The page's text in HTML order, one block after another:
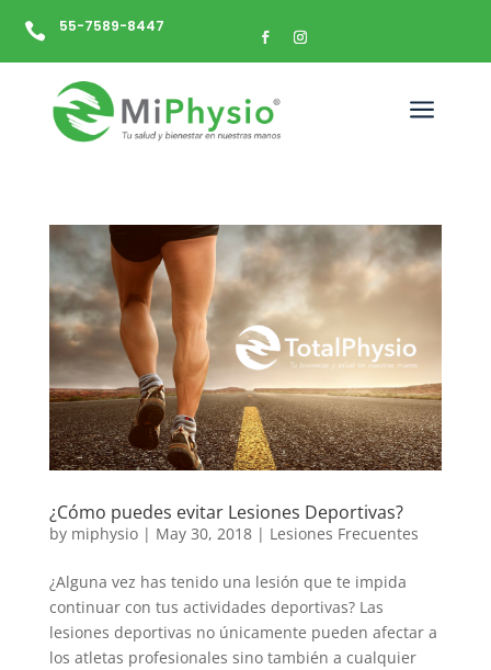
 55-7589-8447
a
¿Cómo puedes evitar Lesiones Deportivas?
by miphysio| May 30, 2018| Lesiones Frecuentes
¿Alguna vez has tenido una lesión que te impida
continuar con tus actividades deportivas? Las
lesiones deportivas no únicamente pueden afectar a
los atletas profesionales sino también a cualquier